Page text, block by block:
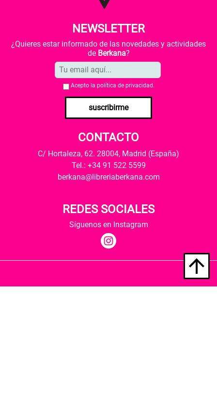
NEWSLETTER
¿Quieres estar informado de las novedades y actividades
de Berkana?
Acepto la política de privacidad .
suscribirme
CONTACTO
C/ Hortaleza, 62. 28004, Madrid (España)
Tel.: +34 91 522 5599
berkana@libreriaberkana.com
REDES SOCIALES
Síguenos en Instagram